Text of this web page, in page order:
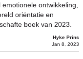
ontwikkeling,
oriëntatie en
boek van 2023.
Hyke Prins
Jan 8, 2023